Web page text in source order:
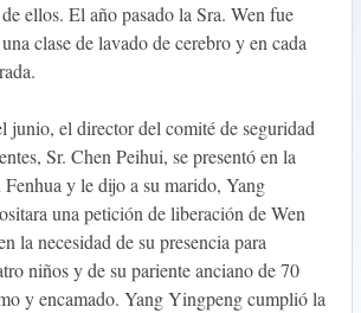
ellos. El año pasado la Sra. Wen fue
clase de lavado de cerebro y en cada
junio, el director del comité de seguridad
Sr. Chen Peihui, se presentó en la
Fenhua y le dijo a su marido, Yang
una petición de liberación de Wen
la necesidad de su presencia para
niños y de su pariente anciano de 70
y encamado. Yang Yingpeng cumplió la